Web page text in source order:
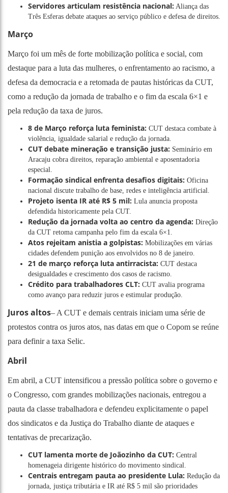
Servidores articulam resistência nacional: Aliança das
Três Esferas debate ataques ao serviço público e defesa de direitos.
Março
Março foi um mês de forte mobilização política e social, com
destaque para a luta das mulheres, o enfrentamento ao racismo, a
defesa da democracia e a retomada de pautas históricas da CUT,
como a redução da jornada de trabalho e o fim da escala 6×1 e
pela redução da taxa de juros.
8 de Março reforça luta feminista: CUT destaca combate à
violência, igualdade salarial e redução da jornada.
CUT debate mineração e transição justa: Seminário em
Aracaju cobra direitos, reparação ambiental e aposentadoria
especial.
Formação sindical enfrenta desafios digitais: Oficina
nacional discute trabalho de base, redes e inteligência artificial.
Projeto isenta IR até R$ 5 mil: Lula anuncia proposta
defendida historicamente pela CUT.
Redução da jornada volta ao centro da agenda: Direção
da CUT retoma campanha pelo fim da escala 6×1.
Atos rejeitam anistia a golpistas: Mobilizações em várias
cidades defendem punição aos envolvidos no 8 de janeiro.
21 de março reforça luta antirracista: CUT destaca
desigualdades e crescimento dos casos de racismo.
Crédito para trabalhadores CLT: CUT avalia programa
como avanço para reduzir juros e estimular produção.
Juros altos– A CUT e demais centrais iniciam uma série de
protestos contra os juros atos, nas datas em que o Copom se reúne
para definir a taxa Selic.
Abril
Em abril, a CUT intensificou a pressão política sobre o governo e
o Congresso, com grandes mobilizações nacionais, entregou a
pauta da classe trabalhadora e defendeu explicitamente o papel
dos sindicatos e da Justiça do Trabalho diante de ataques e
tentativas de precarização.
CUT lamenta morte de Joãozinho da CUT: Central
homenageia dirigente histórico do movimento sindical.
Centrais entregam pauta ao presidente Lula: Redução da
jornada, justiça tributária e IR até R$ 5 mil são prioridades